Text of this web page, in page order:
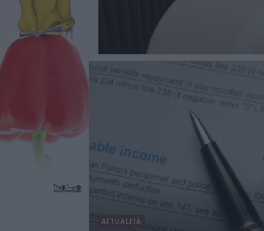
ATTUALITÀ